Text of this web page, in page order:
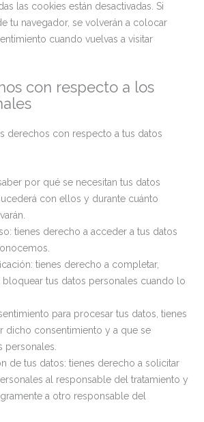
las cookies están desactivadas. Si
tu navegador, se volverán a colocar
cuando vuelvas a visitar
con respecto a los
derechos con respecto a tus datos
por qué se necesitan tus datos
con ellos y durante cuánto
tienes derecho a acceder a tus datos
tienes derecho a completar,
bloquear tus datos personales cuando lo
para procesar tus datos, tienes
dicho consentimiento y a que se
personales.
de tus datos: tienes derecho a solicitar
al responsable del tratamiento y
a otro responsable del